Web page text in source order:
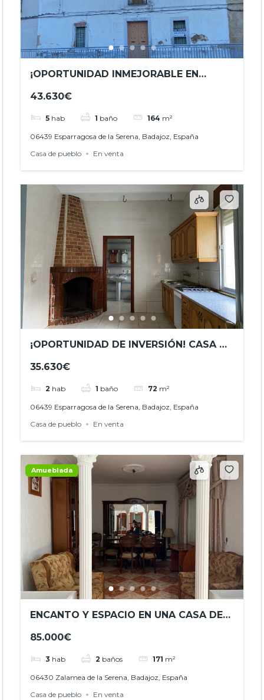
¡OPORTUNIDAD INMEJORABLE EN
LA SERENA! REF.- JHBA24037
43.630€
5 hab 1 baño 164 m²
06439 Esparragosa de la Serena, Badajoz, España
Casa de pueblo
En venta
¡OPORTUNIDAD DE INVERSIÓN! CASA DE
LA SERENA REF. JHBA24027
35.630€
2 hab 1 baño 72 m²
06439 Esparragosa de la Serena, Badajoz, España
Casa de pueblo
En venta
Amueblada
ENCANTO Y ESPACIO EN UNA CASA DE
JHB24035
85.000€
3 hab 2 baños 171 m²
06430 Zalamea de la Serena, Badajoz, España
Casa de pueblo
En venta